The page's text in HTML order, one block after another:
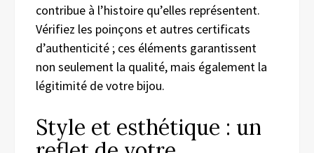
contribue à l’histoire qu’elles représentent.
Vérifiez les poinçons et autres certificats
d’authenticité ; ces éléments garantissent
non seulement la qualité, mais également la
légitimité de votre bijou.
Style et esthétique : un